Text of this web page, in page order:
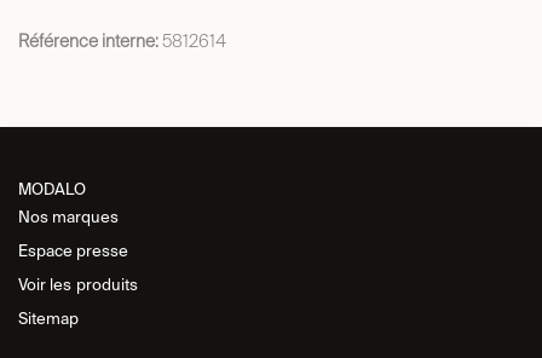
Référence interne:5812614
MODALO
Nos marques
Espace presse
Voir les produits
Sitemap